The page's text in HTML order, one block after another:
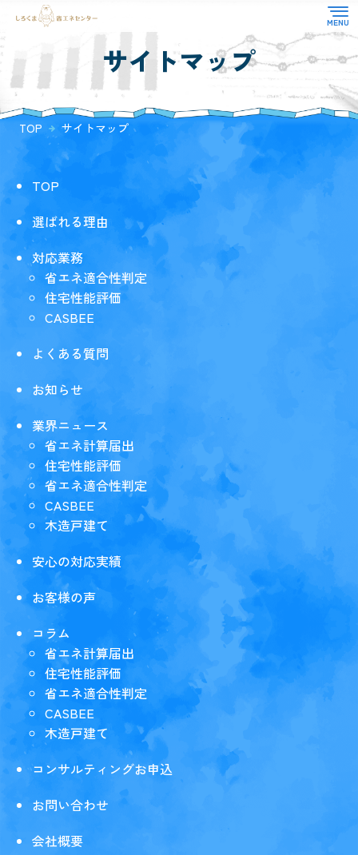
TOP
選ばれる理由
よくある質問
お知らせ
コラム
会社概要
対応業務
省エネ適合性判定
住宅性能評価
CASBEE
サイトマップ
TOP サイトマップ
TOP
選ばれる理由
対応業務
省エネ適合性判定
住宅性能評価
CASBEE
よくある質問
お知らせ
業界ニュース
省エネ計算届出
住宅性能評価
省エネ適合性判定
CASBEE
木造戸建て
安心の対応実績
お客様の声
コラム
省エネ計算届出
住宅性能評価
省エネ適合性判定
CASBEE
木造戸建て
コンサルティングお申込
お問い合わせ
会社概要